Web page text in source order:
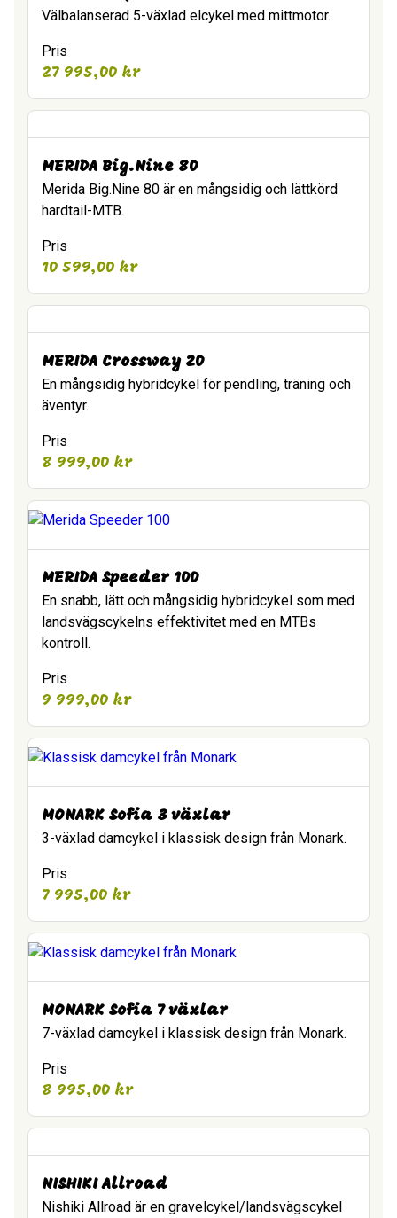
Välbalanserad 5-växlad elcykel med mittmotor.
Pris
27 995,00 kr
MERIDA Big.Nine 80
Merida Big.Nine 80 är en mångsidig och lättkörd
hardtail-MTB.
Pris
10 599,00 kr
MERIDA Crossway 20
En mångsidig hybridcykel för pendling, träning och
äventyr.
Pris
8 999,00 kr
MERIDA Speeder 100
En snabb, lätt och mångsidig hybridcykel som med
landsvägscykelns effektivitet med en MTBs
kontroll.
Pris
9 999,00 kr
MONARK Sofia 3 växlar
3-växlad damcykel i klassisk design från Monark.
Pris
7 995,00 kr
MONARK Sofia 7 växlar
7-växlad damcykel i klassisk design från Monark.
Pris
8 995,00 kr
NISHIKI Allroad
Nishiki Allroad är en gravelcykel/landsvägscykel